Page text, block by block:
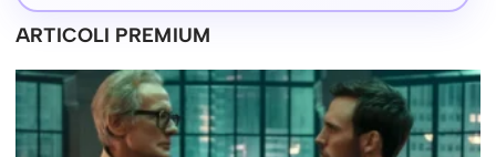
ARTICOLI PREMIUM